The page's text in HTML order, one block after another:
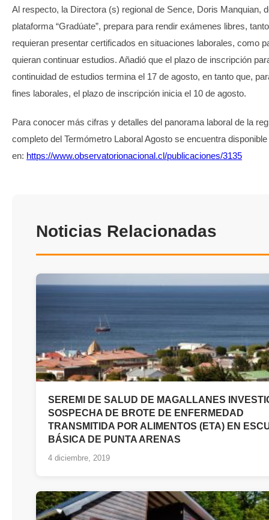
Al respecto, la Directora (s) regional de Sence, Doris Manquian,
plataforma “Gradúate”, prepara para rendir exámenes libres,
requieran presentar certificados en situaciones laborales, como
quieran continuar estudios. Añadió que el plazo de inscripción
continuidad de estudios termina el 17 de agosto, en tanto que,
fines laborales, el plazo de inscripción inicia el 10 de agosto.
Para conocer más cifras y detalles del panorama laboral de la
completo del Termómetro Laboral Agosto se encuentra
en: https://www.observatorionacional.cl/publicaciones/3135
Noticias Relacionadas
SEREMI DE SALUD DE MAGALLANES
SOSPECHA DE BROTE DE ENFERMEDAD
TRANSMITIDA POR ALIMENTOS (ETA) EN
BÁSICA DE PUNTA ARENAS
4 diciembre, 2019